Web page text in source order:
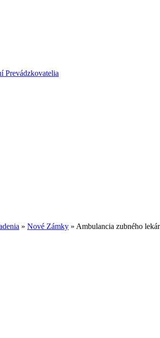
Prevádzkovatelia
» Nové Zámky » Ambulancia zubného